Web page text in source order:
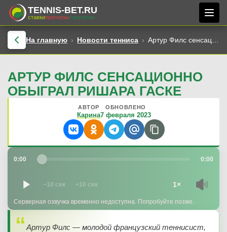
TENNIS-BET.RU
ставкипрогнозыстратегии
На главную Новости тенниса Артур Филс сенсационно обыграл Ришара Гаске
АРТУР ФИЛС СЕНСАЦИОННО
ОБЫГРАЛ РИШАРА ГАСКЕ
АВТОР
Карина
ОБНОВЛЕНО
7 февраля 2023
0:00 0:00
−10 сек +10 сек 1×
Серверная озвучка временно недоступна. Попробуйте позже.
Артур Филс — молодой французский теннисист,